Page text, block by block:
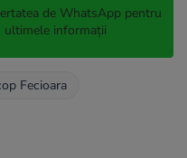
de WhatsApp pentru
ultimele informații
Fecioara